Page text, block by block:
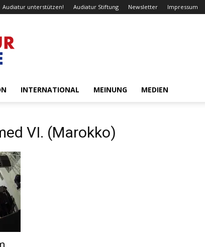
Audiatur unterstützen! Audiatur Stiftung Newsletter Impressum
INTERNATIONAL MEINUNG MEDIEN
VI. (Marokko)